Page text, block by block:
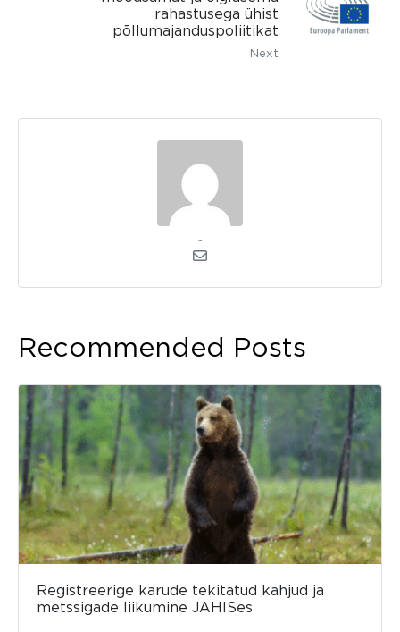
rahastusega ühist
põllumajanduspoliitikat
Next
Recommended Posts
Registreerige karude tekitatud kahjud ja
metssigade liikumine JAHISes